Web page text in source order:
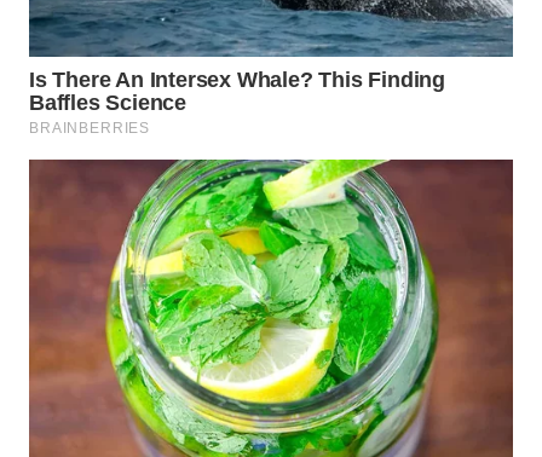
WN
KALSEL
KALTIM
WN
GORONTALO
SULUT